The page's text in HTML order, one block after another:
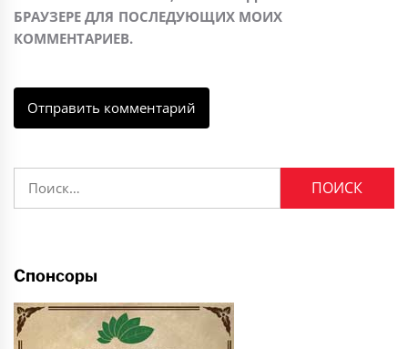
БРАУЗЕРЕ ДЛЯ ПОСЛЕДУЮЩИХ МОИХ
КОММЕНТАРИЕВ.
Спонсоры